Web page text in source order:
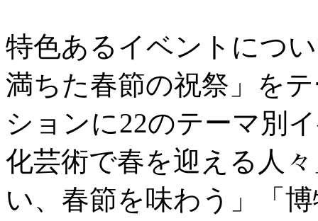
特色あるイベントにつ
満ちた春節の祝祭」を
ションに22のテーマ別
化芸術で春を迎える人
い、春節を味わう」「